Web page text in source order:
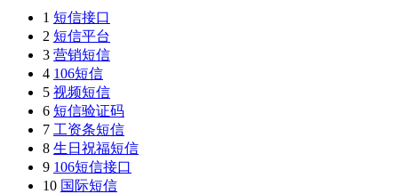
1 短信接口
2 短信平台
3 营销短信
4 106短信
5 视频短信
6 短信验证码
7 工资条短信
8 生日祝福短信
9 106短信接口
10 国际短信